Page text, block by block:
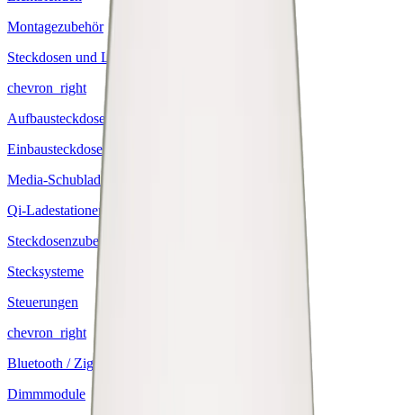
Montagezubehör
Steckdosen und Ladestationen
chevron_right
Aufbausteckdosen
Einbausteckdosen
Media-Schubladeneinsätze
Qi-Ladestationen
Steckdosenzubehör
Stecksysteme
Steuerungen
chevron_right
Bluetooth / Zigbee Steuerungen
Dimmmodule